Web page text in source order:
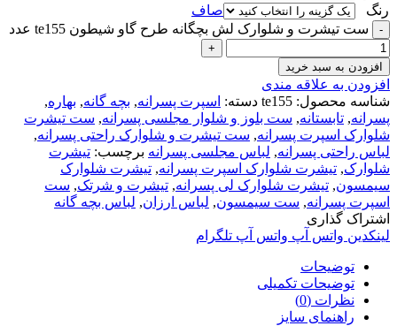
رنگ
صاف
ست تیشرت و شلوارک لش بچگانه طرح گاو شیطون te155 عدد
افزودن به سبد خرید
افزودن به علاقه مندی
شناسه محصول: te155 دسته: اسپرت پسرانه, بچه گانه, بهاره,
پسرانه, تابستانه, ست بلوز و شلوار مجلسی پسرانه, ست تیشرت
شلوارک اسپرت پسرانه, ست تیشرت و شلوارک راحتی پسرانه,
لباس راحتی پسرانه, لباس مجلسی پسرانه برچسب: تیشرت
شلوارک, تیشرت شلوارک اسپرت پسرانه, تیشرت شلوارک
سیمسون, تیشرت شلوارک لی پسرانه, تیشرت و شرتک, ست
اسپرت پسرانه, ست سیمسون, لباس ارزان, لباس بچه گانه
اشتراک گذاری
لینکدین واتس آپ واتس آپ تلگرام
توضیحات
توضیحات تکمیلی
نظرات (0)
راهنمای سایز